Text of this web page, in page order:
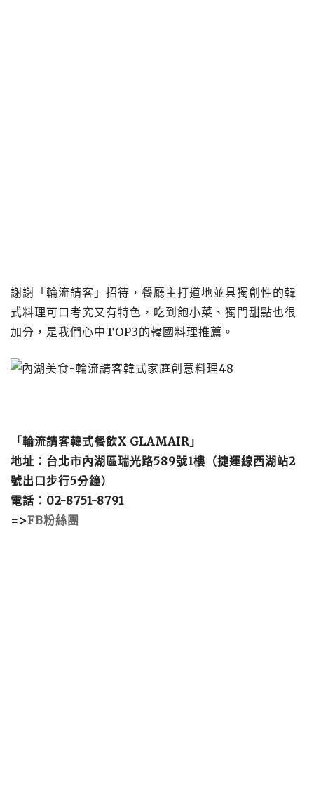
謝謝「輪流請客」招待，餐廳主打道地並具獨創性的韓
式料理可口考究又有特色，吃到飽小菜、獨門甜點也很
加分，是我們心中TOP3的韓國料理推薦。
「輪流請客韓式餐飲X GLAMAIR」
地址：台北市內湖區瑞光路589號1樓（捷運線西湖站2
號出口步行5分鐘）
電話：02-8751-8791
=>FB粉絲團